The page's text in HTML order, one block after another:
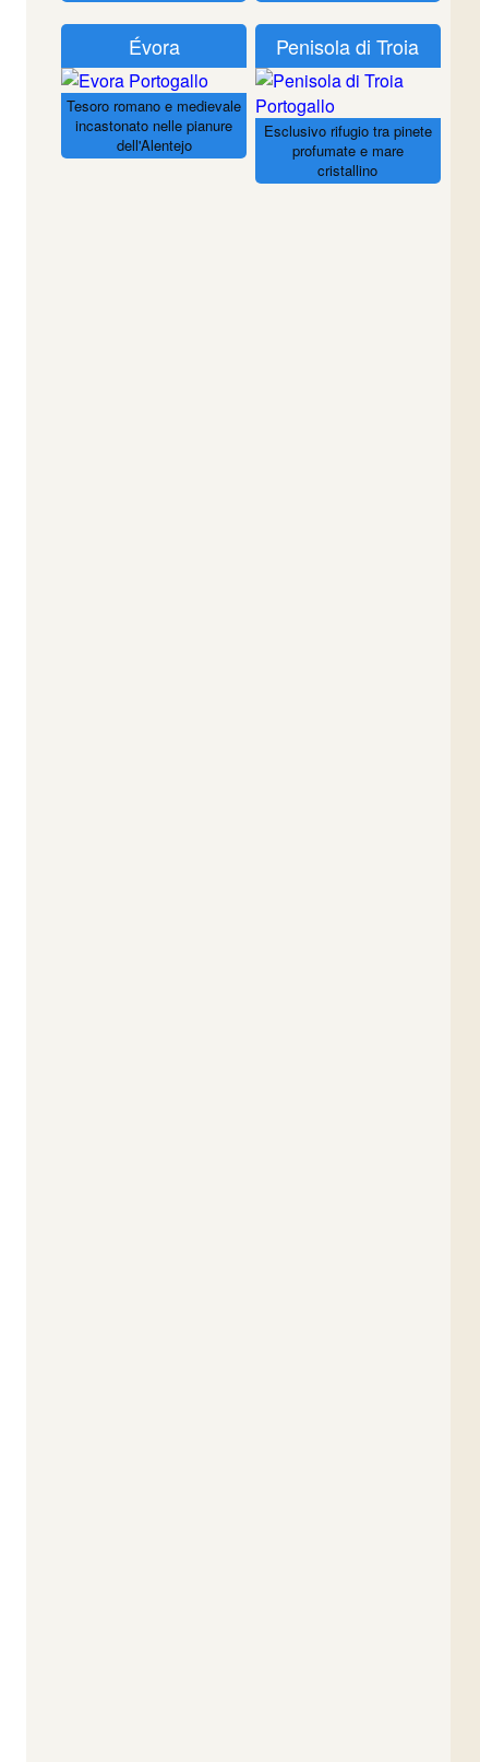
Évora
Tesoro romano e medievale
incastonato nelle pianure
dell'Alentejo
Penisola di Troia
Esclusivo rifugio tra pinete
profumate e mare
cristallino